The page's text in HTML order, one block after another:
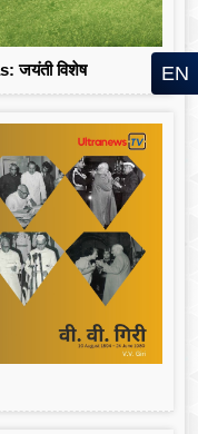
जयंती विशेष EN